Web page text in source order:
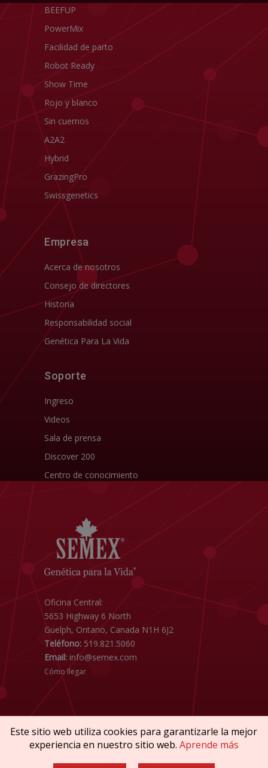
BEEFUP
PowerMix
Facilidad de parto
Robot Ready
Show Time
Rojo y blanco
Sin cuernos
A2A2
Hybrid
GrazingPro
Swissgenetics
Empresa
Acerca de nosotros
Consejo de directores
Historia
Responsabilidad social
Genética Para La Vida
Soporte
Ingreso
Videos
Sala de prensa
Discover 200
Centro de conocimiento
Oficina Central:
5653 Highway 6 North
Guelph, Ontario, Canada N1H 6J2
Teléfono: 519.821.5060
Email: info@semex.com
Cómo llegar
Copyright © 2026 SEMEX. Todos los derechos
Este sitio web utiliza cookies para garantizarle la mejor
experiencia en nuestro sitio web. Aprende más